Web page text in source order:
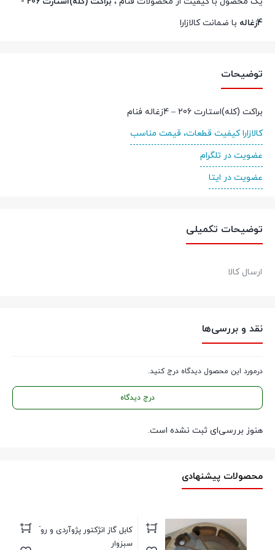
4زغاله
با ضمانت کالازارا
توضیحات
براکت (کله)استارت 206 – 4زغاله فنام
کالازارا کیفیت قطعات، قیمت مناسب
عضویت در تلگرام
عضویت در ایتا
توضیحات تکمیلی
ارسال کالا
نقد و بررسی‌ها
درمورد این محصول دیدگاه درج کنید.
درج دیدگاه
هنوز بررسی‌ای ثبت نشده است.
محصولات پیشنهادی
کابل گاز انژکتور پژوآردی و روآ EKC
سبزوار